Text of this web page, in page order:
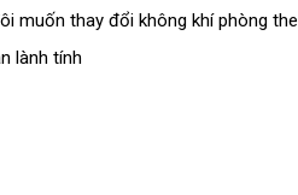
muốn thay đổi không khí phòng the
lành tính